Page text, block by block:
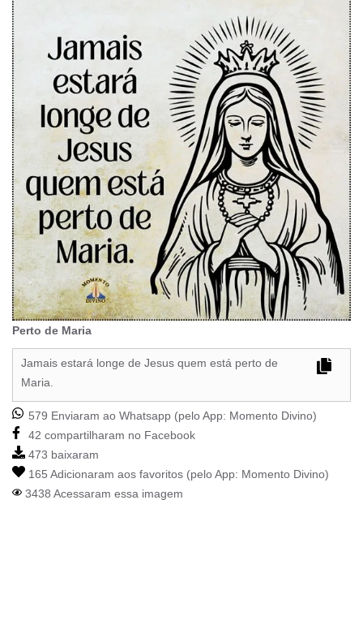
Perto de Maria
Jamais estará longe de Jesus quem está perto de
Maria.
579 Enviaram ao Whatsapp (pelo App: Momento Divino)
42 compartilharam no Facebook
473 baixaram
165 Adicionaram aos favoritos (pelo App: Momento Divino)
3438 Acessaram essa imagem